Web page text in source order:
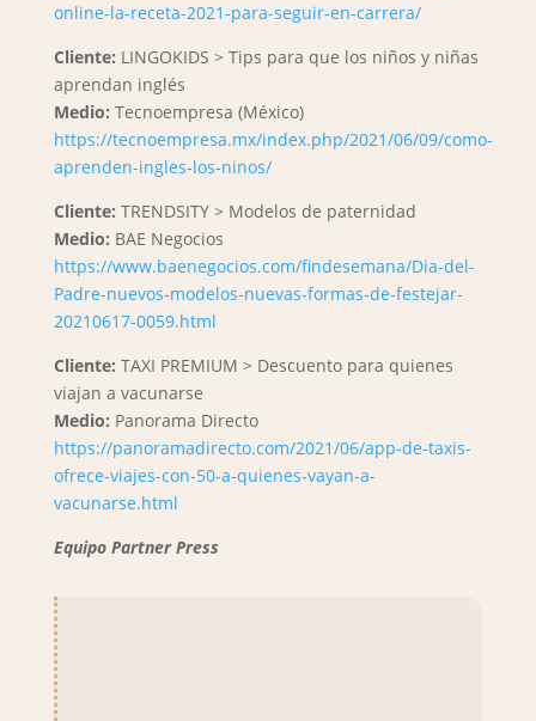
online-la-receta-2021-para-seguir-en-carrera/
Cliente: LINGOKIDS > Tips para que los niños y niñas
aprendan inglés
Medio: Tecnoempresa (México)
https://tecnoempresa.mx/index.php/2021/06/09/como-
aprenden-ingles-los-ninos/
Cliente: TRENDSITY > Modelos de paternidad
Medio: BAE Negocios
https://www.baenegocios.com/findesemana/Dia-del-
Padre-nuevos-modelos-nuevas-formas-de-festejar-
20210617-0059.html
Cliente: TAXI PREMIUM > Descuento para quienes
viajan a vacunarse
Medio: Panorama Directo
https://panoramadirecto.com/2021/06/app-de-taxis-
ofrece-viajes-con-50-a-quienes-vayan-a-
vacunarse.html
Equipo Partner Press